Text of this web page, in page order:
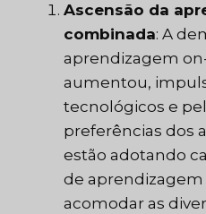
Ascensão da
combinada: A
aprendizagem
aumentou,
tecnológicos e
preferências dos
estão adotando
de aprendizagem
acomodar as